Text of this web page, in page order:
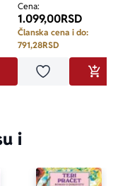
U KORPU
Cena:
1.099,00RSD
Članska cena i do:
791,28RSD
Dodaj u
i